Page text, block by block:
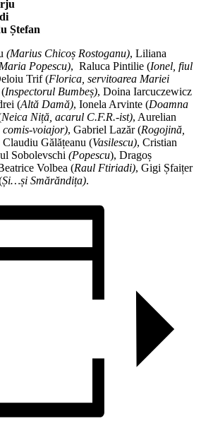
Ștefan
(Marius Chicoș Rostoganu), Liliana
Popescu), Raluca Pintilie (Ionel, fiul
Trif (Florica, servitoarea Mariei
Inspectorul Bumbeș), Doina Iarcuczewicz
(Altă Damă), Ionela Arvinte (Doamna
Neica Niță, acarul C.F.R.-ist), Aurelian
voiajor), Gabriel Lazăr (Rogojină,
Gălățeanu (Vasilescu), Cristian
Sobolevschi (Popescu), Dragoș
Volbea (Raul Ftiriadi), Gigi Șfaițer
Și…și Smărăndița).